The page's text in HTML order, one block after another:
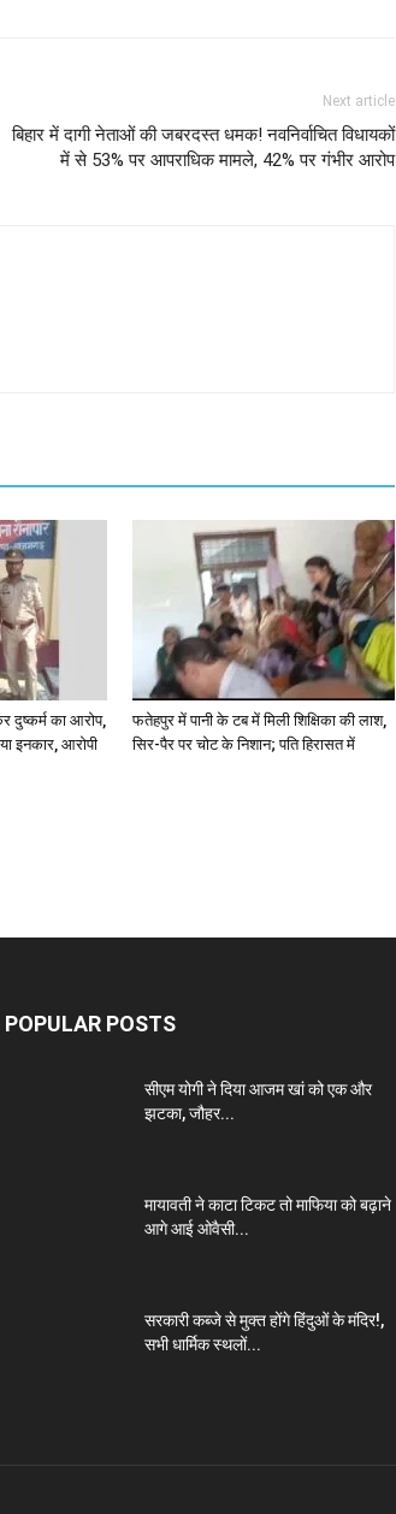
Next article
बिहार में दागी नेताओं की जबरदस्त धमक! नवनिर्वाचित विधायकों
में से 53% पर आपराधिक मामले, 42% पर गंभीर आरोप
दुष्कर्म का आरोप,
इनकार, आरोपी
फतेहपुर में पानी के टब में मिली शिक्षिका की लाश,
सिर-पैर पर चोट के निशान; पति हिरासत में
POPULAR POSTS
सीएम योगी ने दिया आजम खां को एक और
झटका, जौहर...
मायावती ने काटा टिकट तो माफिया को बढ़ाने
आगे आई ओवैसी...
सरकारी कब्जे से मुक्त होंगे हिंदुओं के मंदिर!,
सभी धार्मिक स्थलों...